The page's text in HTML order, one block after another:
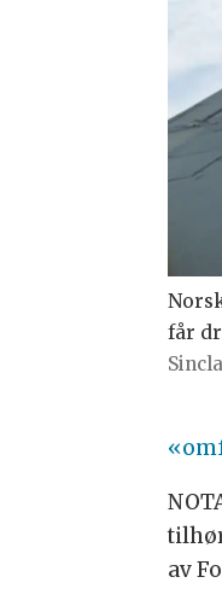
får
av